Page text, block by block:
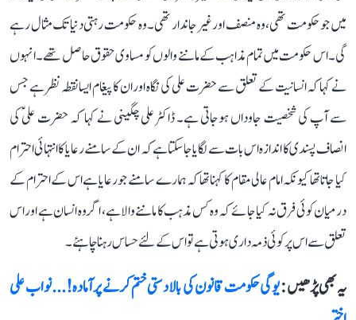
میں جو حکومت تھی، وہ منصف اور غیرجاندار تھی۔ وہ حکومت رہتی دنیا تک مثال رہے
گی۔ اس حکومت میں تمام مذاہب کے ماننے والوں کو مساوی حقوق حاصل تھے۔ انہوں
نے کہا کہ انسانیت کے تعلق سے حضرت علی کی نگاہ اور ان کا پیغام ایسا نقطہ نظر ہے جس
سے آپ کی شخصیت جاوداں ہوجاتی ہے۔ ڈاکٹرعلی چگینی نے کہا کہ حضرت علیؑ کی
انصاف پسندی کا اندازہ اس بات سے لگایا جاسکتا ہے کہ ان کے سامنے رعایا کا انتہائی احترام
کیا جاتا تھا کیونکہ امام عالی مقام کا کہنا تھا کہ ہمارے سامنے جو رعایا ہے اس کے احترام کے
درمیان کوئی فرق نہ کیا جائے کہ وہ کس مذہب کا ماننے والا ہے، اگر وہ انسان ہے اور اس
تعلق سے اس پر کوئی ذمہ داری ہوتی ہے تو اس کے لئے حساس رہنا چاہئے۔
یہ بھی پڑھیں :یوگی حکومت قانون کی بالادستی ختم کرنے پرآمادہ!... نواب علی